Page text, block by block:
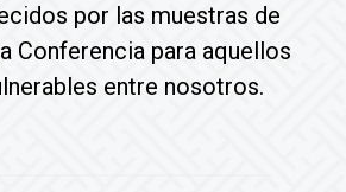
por las muestras de
Conferencia para aquellos
entre nosotros.